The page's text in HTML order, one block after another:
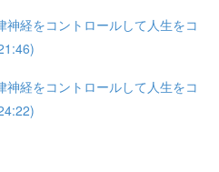
神経をコントロールして人生をコ
神経をコントロールして人生をコ